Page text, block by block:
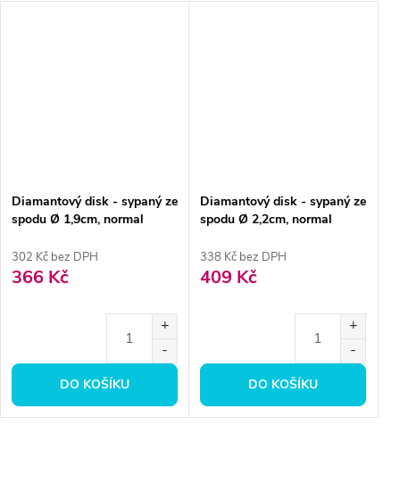
Diamantový disk - sypaný ze
spodu Ø 1,9cm, normal
302 Kč bez DPH
366 Kč
DO KOŠÍKU
Diamantový disk - sypaný ze
spodu Ø 2,2cm, normal
338 Kč bez DPH
409 Kč
DO KOŠÍKU